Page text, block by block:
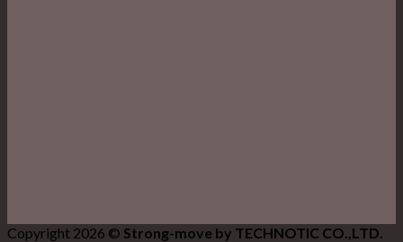
Copyright 2026 © Strong-move by TECHNOTIC CO.,LTD.